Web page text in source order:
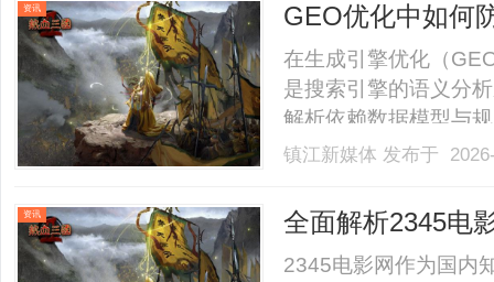
资讯 GEO优化中如何
在生成引擎优化（
是搜索引擎的语义分
解析依赖数据模型与
义，极易触发误判机
读的核心策略，助力
镇江新媒体 发布于
资讯
全面解析2345电
台
2345电影网作为国内